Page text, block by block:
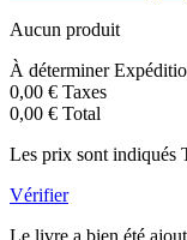
Aucun produit
À déterminer
0,00 € Taxes
0,00 € Total
Les prix sont indiqués
Vérifier
Le livre a bien été